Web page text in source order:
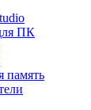
ПК
память